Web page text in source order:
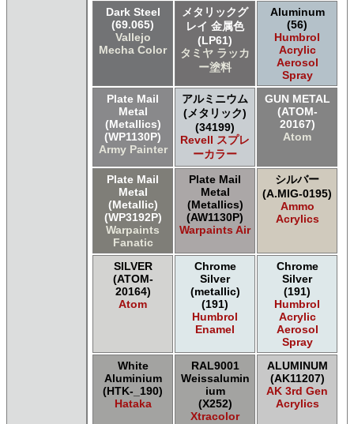
ＧＳＩクレオス Mr.カラースプレー
ＧＳＩクレオス Mr.クリアカラーGX
ＧＳＩクレオス Mr.クリスタルカラー
ＧＳＩクレオス Mr.サーフェイサー/プライマー
ＧＳＩクレオス Mr.トップコート
ＧＳＩクレオス Mr.メタリックカラーGX
ＧＳＩクレオス Mr.メタルカラー
ＧＳＩクレオス アクリジョン
ＧＳＩクレオス ガンダムカラー
ＧＳＩクレオス ガンダムカラー
ＧＳＩクレオス ガンダムカラースプレー
ＧＳＩクレオス ガンダムカラースプレー
ＧＳＩクレオス ガンダムマーカー
ＧＳＩクレオス 水性ホビーカラー
Dark Steel
(69.065)
Vallejo
Mecha Color
メタリックグ
レイ 金属色
(LP61)
タミヤ ラッカ
ー塗料
Aluminum
(56)
Humbrol
Acrylic
Aerosol
Spray
Plate Mail
Metal
(Metallics)
(WP1130P)
Army Painter
アルミニウム
(メタリック)
(34199)
Revell スプレ
ーカラー
GUN METAL
(ATOM-
20167)
Atom
Plate Mail
Metal
(Metallic)
(WP3192P)
Warpaints
Fanatic
Plate Mail
Metal
(Metallics)
(AW1130P)
Warpaints Air
シルバー
(A.MIG-0195)
Ammo
Acrylics
SILVER
(ATOM-
20164)
Atom
Chrome
Silver
(metallic)
(191)
Humbrol
Enamel
Chrome
Silver
(191)
Humbrol
Acrylic
Aerosol
Spray
White
Aluminium
(HTK-_190)
Hataka
RAL9001
Weissalumin
ium
(X252)
Xtracolor
ALUMINUM
(AK11207)
AK 3rd Gen
Acrylics